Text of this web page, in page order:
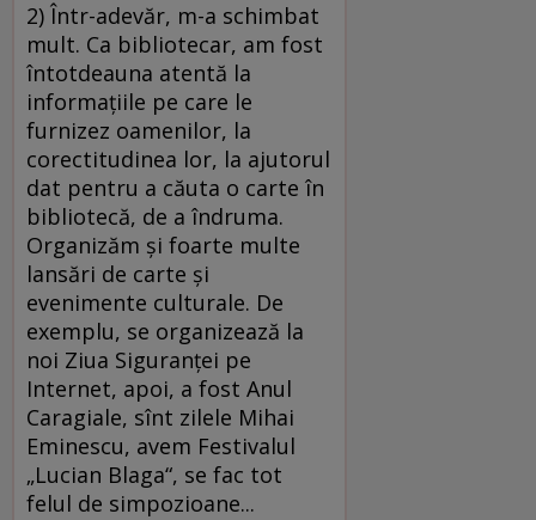
2) Într-adevăr, m-a schimbat
mult. Ca bibliotecar, am fost
întotdeauna atentă la
informaţiile pe care le
furnizez oamenilor, la
corectitudinea lor, la ajutorul
dat pentru a căuta o carte în
bibliotecă, de a îndruma.
Organizăm şi foarte multe
lansări de carte şi
evenimente culturale. De
exemplu, se organizează la
noi Ziua Siguranţei pe
Internet, apoi, a fost Anul
Caragiale, sînt zilele Mihai
Eminescu, avem Festivalul
„Lucian Blaga“, se fac tot
felul de simpozioane...